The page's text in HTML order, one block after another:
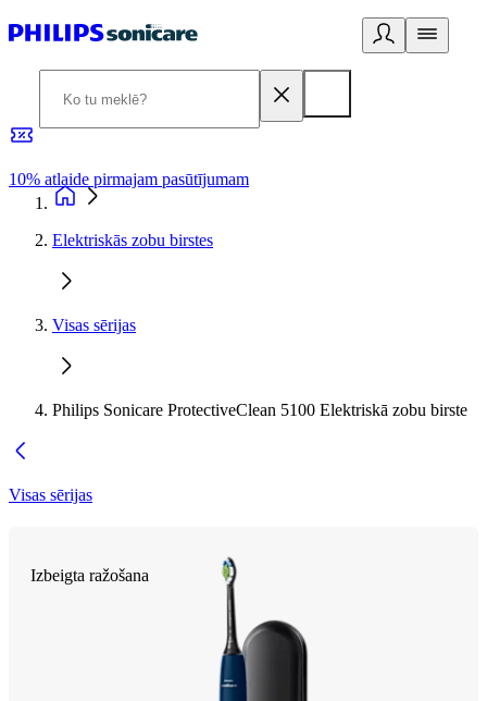
10% atlaide pirmajam pasūtījumam
Elektriskās zobu birstes
Visas sērijas
Philips Sonicare ProtectiveClean 5100 Elektriskā zobu birste
Visas sērijas
Izbeigta ražošana